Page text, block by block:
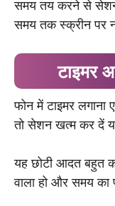
समय तय करने से
समय तक स्क्रीन पर
टाइमर
फोन में टाइमर
तो सेशन खत्म कर दें
यह छोटी आदत बहुत
वाला हो और समय का